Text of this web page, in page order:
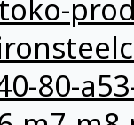
80-